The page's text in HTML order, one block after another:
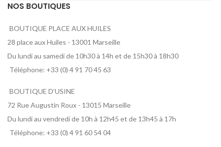
NOS BOUTIQUES
BOUTIQUE PLACE AUX HUILES
28 place aux Huiles - 13001 Marseille
Du lundi au samedi de 10h30 à 14h et de 15h30 à 18h30
Téléphone: +33 (0) 4 91 70 45 63
BOUTIQUE D’USINE
72 Rue Augustin Roux - 13015 Marseille
Du lundi au vendredi de 10h à 12h45 et de 13h45 à 17h
Téléphone: +33 (0) 4 91 60 54 04